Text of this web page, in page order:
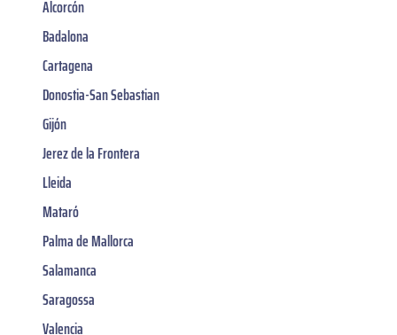
Alcorcón
Badalona
Cartagena
Donostia-San Sebastian
Gijón
Jerez de la Frontera
Lleida
Mataró
Palma de Mallorca
Salamanca
Saragossa
Valencia